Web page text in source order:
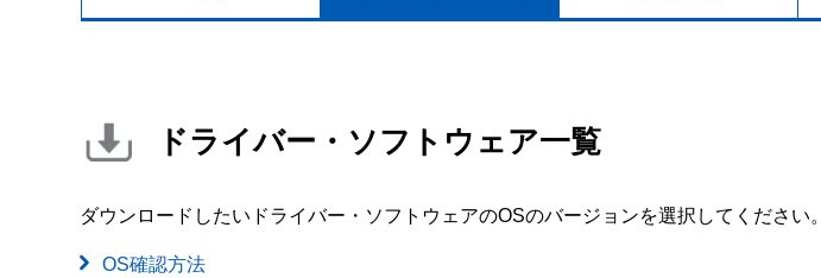
ドライバー・ソフトウェア一覧
ダウンロードしたいドライバー・ソフトウェアのOSのバージョンを選択してください。
OS確認方法